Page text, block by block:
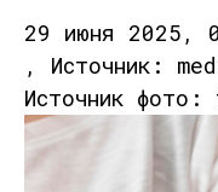
29 июня 2025,
, Источник:
Источник